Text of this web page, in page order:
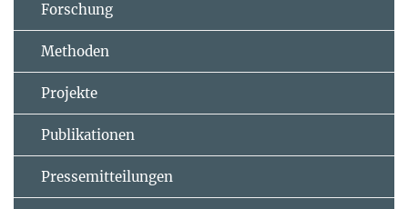
Forschung
Methoden
Projekte
Publikationen
Pressemitteilungen